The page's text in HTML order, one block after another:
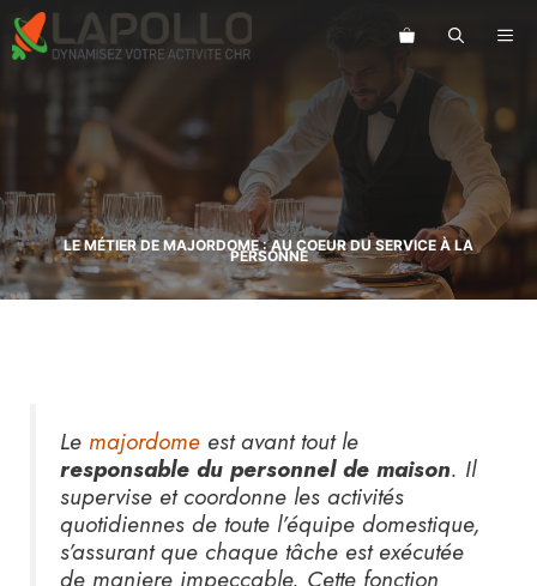
Aller
au
contenu
LE MÉTIER DE MAJORDOME : AU COEUR DU SERVICE À LA
PERSONNE
Le majordome est avant tout le
responsable du personnel de maison. Il
supervise et coordonne les activités
quotidiennes de toute l’équipe domestique,
s’assurant que chaque tâche est exécutée
de maniere impeccable. Cette fonction